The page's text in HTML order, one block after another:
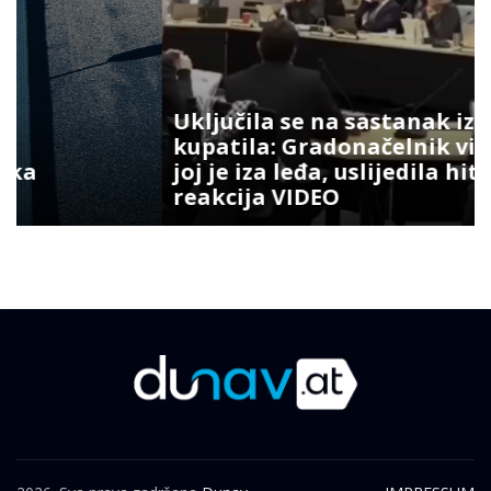
Uključila se na sastanak iz
kupatila: Gradonačelnik vidio šta
joj je iza leđa, uslijedila hit
reakcija VIDEO